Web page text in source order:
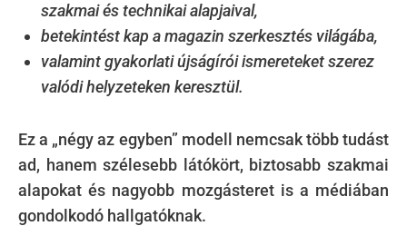
szakmai és technikai alapjaival,
betekintést kap a magazin szerkesztés világába,
valamint gyakorlati újságírói ismereteket szerez
valódi helyzeteken keresztül.
Ez a „négy az egyben” modell nemcsak több tudást
ad, hanem szélesebb látókört, biztosabb szakmai
alapokat és nagyobb mozgásteret is a médiában
gondolkodó hallgatóknak.